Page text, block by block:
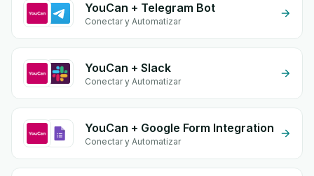
YouCan + Telegram Bot
Conectar y Automatizar
YouCan + Slack
Conectar y Automatizar
YouCan + Google Form Integration
Conectar y Automatizar